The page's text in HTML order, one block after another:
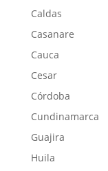
Caldas
Casanare
Cauca
Cesar
Córdoba
Cundinamarca
Guajira
Huila